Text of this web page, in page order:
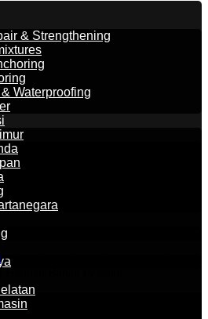
& Strengthening
Waterproofing
-
Bahan Peledak